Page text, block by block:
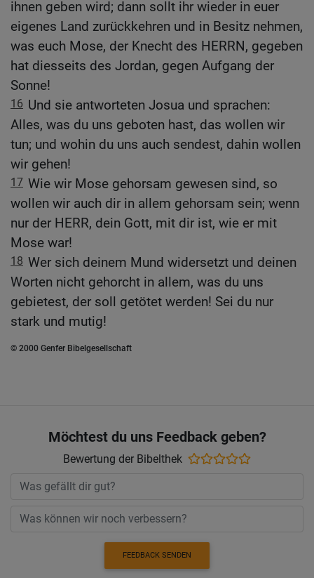
ihnen geben wird; dann sollt ihr wieder in euer
eigenes Land zurückkehren und in Besitz nehmen,
was euch Mose, der Knecht des HERRN, gegeben
hat diesseits des Jordan, gegen Aufgang der
Sonne!
16 Und sie antworteten Josua und sprachen:
Alles, was du uns geboten hast, das wollen wir
tun; und wohin du uns auch sendest, dahin wollen
wir gehen!
17 Wie wir Mose gehorsam gewesen sind, so
wollen wir auch dir in allem gehorsam sein; wenn
nur der HERR, dein Gott, mit dir ist, wie er mit
Mose war!
18 Wer sich deinem Mund widersetzt und deinen
Worten nicht gehorcht in allem, was du uns
gebietest, der soll getötet werden! Sei du nur
stark und mutig!
© 2000 Genfer Bibelgesellschaft
Möchtest du uns Feedback geben?
Bewertung der Bibelthek
FEEDBACK SENDEN